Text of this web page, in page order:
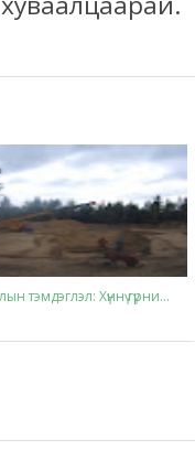
тэмдэглэл: Хүннү гүрни...